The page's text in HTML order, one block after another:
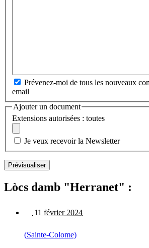
Prévenez-moi de tous les nouveaux
email
Ajouter un document
Extensions autorisées : toutes
Je veux recevoir la Newsletter
Lòcs damb "Herranet" :
11 février 2024
(Sainte-Colome)